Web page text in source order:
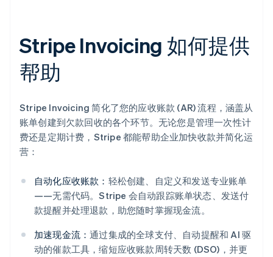
Stripe Invoicing 如何提供
帮助
Stripe Invoicing 简化了您的应收账款 (AR) 流程，涵盖从
账单创建到欠款回收的各个环节。无论您是管理一次性计
费还是定期计费，Stripe 都能帮助企业加快收款并简化运
营：
自动化应收账款： 轻松创建、自定义和发送专业账单
——无需代码。Stripe 会自动跟踪账单状态、发送付
款提醒并处理退款，助您随时掌握现金流。
加速现金流：通过集成的全球支付、自动提醒和 AI 驱
动的催款工具，缩短应收账款周转天数 (DSO)，并更